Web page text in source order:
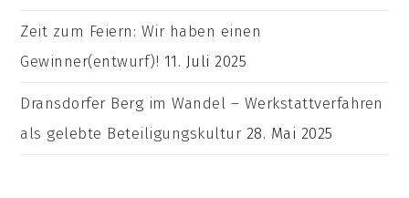
Zeit zum Feiern: Wir haben einen
Gewinner(entwurf)! 11. Juli 2025
Dransdorfer Berg im Wandel – Werkstattverfahren
als gelebte Beteiligungskultur 28. Mai 2025